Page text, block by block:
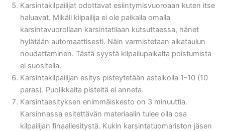
Karsintakilpailijat odottavat esiintymisvuoroaan kuten itse
haluavat. Mikäli kilpailija ei ole paikalla omalla
karsintavuorollaan karsintatilaan kutsuttaessa, hänet
hylätään automaattisesti. Näin varmistetaan aikataulun
noudattaminen. Tästä syystä kilpailupaikalta poistumista
ei suositella.
Karsintakilpailijan esitys pisteytetään asteikolla 1-10 (10
paras). Puolikkaita pisteitä ei anneta.
Karsintaesityksen enimmäiskesto on 3 minuuttia.
Karsinnassa esitettävän materiaalin tulee olla osa
kilpailijan finaaliesitystä. Kukin karsintatuomariston jäsen